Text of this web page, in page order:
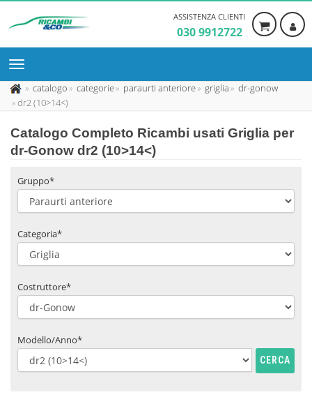
ASSISTENZA CLIENTI
030 9912722
catalogo categorie paraurti anteriore griglia
dr-gonow
dr2 (10>14<)
Catalogo Completo Ricambi usati Griglia per
dr-Gonow dr2 (10>14<)
Gruppo*
Categoria*
Costruttore*
Modello/Anno*
CERCA